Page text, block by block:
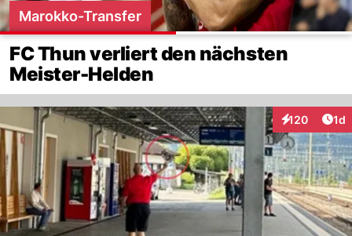
Marokko-Transfer
FC Thun verliert den nächsten
Meister-Helden
120
Interaktionen
1d